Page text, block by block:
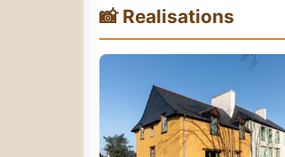
📸 Realisations